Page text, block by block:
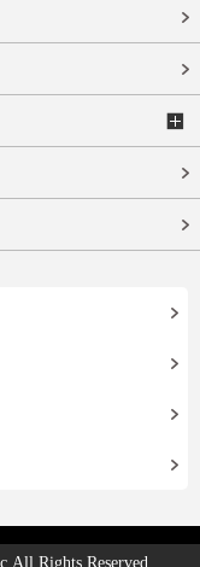
Rights Reserved.